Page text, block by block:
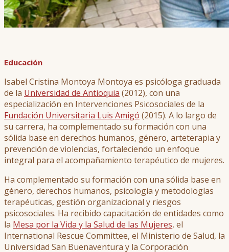
Educación
Isabel Cristina Montoya Montoya es psicóloga graduada
de la Universidad de Antioquia (2012), con una
especialización en Intervenciones Psicosociales de la
Fundación Universitaria Luis Amigó (2015). A lo largo de
su carrera, ha complementado su formación con una
sólida base en derechos humanos, género, arteterapia y
prevención de violencias, fortaleciendo un enfoque
integral para el acompañamiento terapéutico de mujeres.
Ha complementado su formación con una sólida base en
género, derechos humanos, psicología y metodologías
terapéuticas, gestión organizacional y riesgos
psicosociales. Ha recibido capacitación de entidades como
la Mesa por la Vida y la Salud de las Mujeres, el
International Rescue Committee, el Ministerio de Salud, la
Universidad San Buenaventura y la Corporación